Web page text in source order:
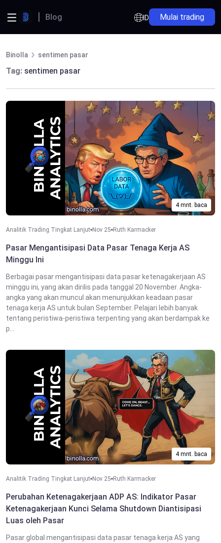
Blog ID Mulai trading
Binolla sentimen pasar
Tag: sentimen pasar
4 mnt. baca
Analitik Trading Tingkat Lanjut Nov 25 Ruth Karmacker
Pasar Mengantisipasi Data Pasar Tenaga Kerja AS
Minggu Ini
Berbagai pasar mengantisipasi data pasar ketenagakerjaan AS
minggu ini, yang akan dirilis pada tanggal 20 November. Angka-
angka yang akan muncul akan menunjukkan keadaan pasar
tenaga kerja AS untuk bulan September. Pelajari lebih banyak
tentang peristiwa-peristiwa terpenting yang akan berdampak ke
p...
4 mnt. baca
Analitik Trading Tingkat Lanjut Nov 25 Ruth Karmacker
Perubahan Ketenagakerjaan ADP AS: Indikator Pasar
Ketenagakerjaan Kunci Selama Shutdown Diantisipasi
Luas oleh Pasar
Pasar global mengantisipasi data pasar tenaga kerja AS yang